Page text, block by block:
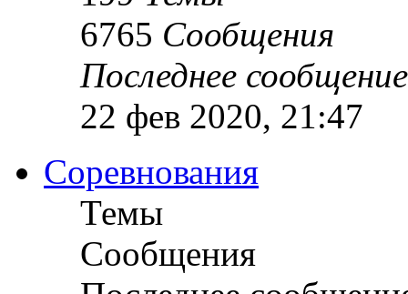
6765 Сообщения
Последнее сообщение
22 фев 2020, 21:47
Соревнования
Темы
Сообщения